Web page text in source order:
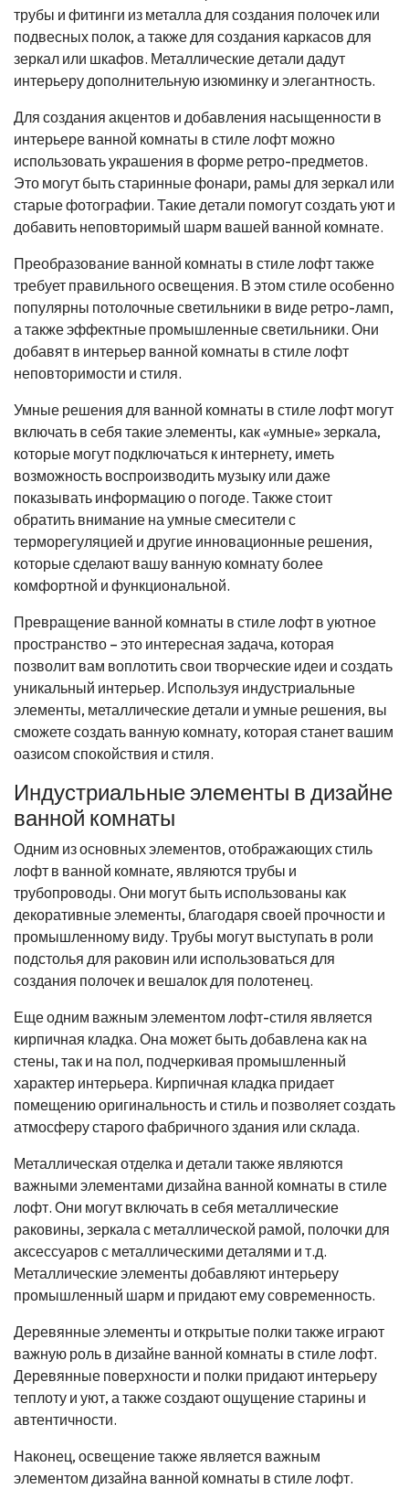
трубы и фитинги из металла для создания полочек или
подвесных полок, а также для создания каркасов для
зеркал или шкафов. Металлические детали дадут
интерьеру дополнительную изюминку и элегантность.
Для создания акцентов и добавления насыщенности в
интерьере ванной комнаты в стиле лофт можно
использовать украшения в форме ретро-предметов.
Это могут быть старинные фонари, рамы для зеркал или
старые фотографии. Такие детали помогут создать уют и
добавить неповторимый шарм вашей ванной комнате.
Преобразование ванной комнаты в стиле лофт также
требует правильного освещения. В этом стиле особенно
популярны потолочные светильники в виде ретро-ламп,
а также эффектные промышленные светильники. Они
добавят в интерьер ванной комнаты в стиле лофт
неповторимости и стиля.
Умные решения для ванной комнаты в стиле лофт могут
включать в себя такие элементы, как «умные» зеркала,
которые могут подключаться к интернету, иметь
возможность воспроизводить музыку или даже
показывать информацию о погоде. Также стоит
обратить внимание на умные смесители с
терморегуляцией и другие инновационные решения,
которые сделают вашу ванную комнату более
комфортной и функциональной.
Превращение ванной комнаты в стиле лофт в уютное
пространство – это интересная задача, которая
позволит вам воплотить свои творческие идеи и создать
уникальный интерьер. Используя индустриальные
элементы, металлические детали и умные решения, вы
сможете создать ванную комнату, которая станет вашим
оазисом спокойствия и стиля.
Индустриальные элементы в дизайне
ванной комнаты
Одним из основных элементов, отображающих стиль
лофт в ванной комнате, являются трубы и
трубопроводы. Они могут быть использованы как
декоративные элементы, благодаря своей прочности и
промышленному виду. Трубы могут выступать в роли
подстолья для раковин или использоваться для
создания полочек и вешалок для полотенец.
Еще одним важным элементом лофт-стиля является
кирпичная кладка. Она может быть добавлена как на
стены, так и на пол, подчеркивая промышленный
характер интерьера. Кирпичная кладка придает
помещению оригинальность и стиль и позволяет создать
атмосферу старого фабричного здания или склада.
Металлическая отделка и детали также являются
важными элементами дизайна ванной комнаты в стиле
лофт. Они могут включать в себя металлические
раковины, зеркала с металлической рамой, полочки для
аксессуаров с металлическими деталями и т.д.
Металлические элементы добавляют интерьеру
промышленный шарм и придают ему современность.
Деревянные элементы и открытые полки также играют
важную роль в дизайне ванной комнаты в стиле лофт.
Деревянные поверхности и полки придают интерьеру
теплоту и уют, а также создают ощущение старины и
автентичности.
Наконец, освещение также является важным
элементом дизайна ванной комнаты в стиле лофт.